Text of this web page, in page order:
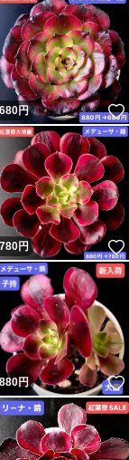
すので宜しくお
いね！
680円
いね！
780円
いね！
880円